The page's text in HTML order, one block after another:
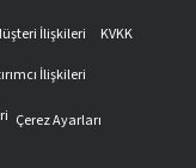
İlişkileri
KVKK
İlişkileri
Çerez Ayarları